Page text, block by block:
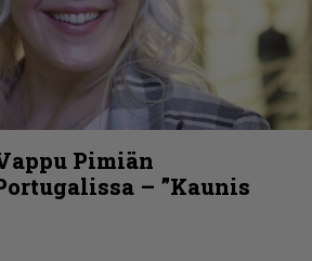
Pimiän
– ”Kaunis